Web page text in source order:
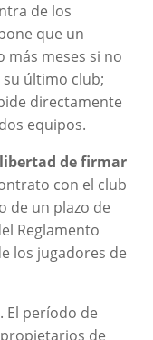
de los
que un
más meses si no
último club;
directamente
equipos.
libertad de firmar
con el club
de un plazo de
Reglamento
los jugadores de
El período de
de